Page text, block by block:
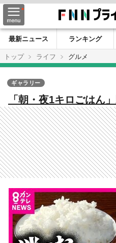
最新ニュース ランキング
トップ
ライフ グルメ
「朝・夜1キロごはん
メ価格高騰で政府「
安くなる？ 価格問題
が
ギャラリー